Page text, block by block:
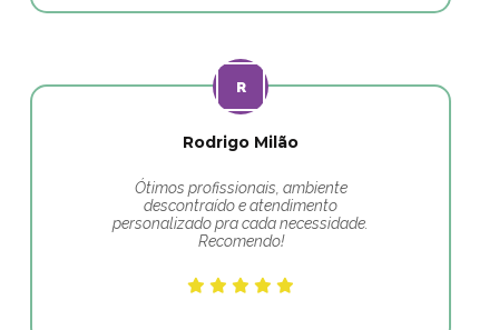
Rodrigo Milão
Ótimos profissionais, ambiente
descontraído e atendimento
personalizado pra cada necessidade.
Recomendo!